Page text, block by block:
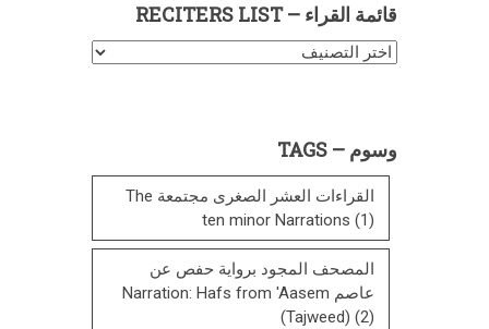
قائمة القراء – RECITERS LIST
قائمة
List
وسوم – TAGS
القراءات العشر الصغرى مجتمعة The
ten minor Narrations (1)
المصحف المجود برواية حفص عن
عاصم Narration: Hafs from 'Aasem
(Tajweed) (2)